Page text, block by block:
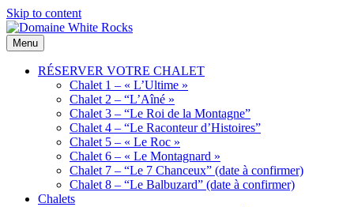
Skip to content
Domaine
White
Location
Menu
RÉSERVER VOTRE CHALET
Chalet 1 – « L’Ultime »
Chalet 2 – “L’Aîné »
Chalet 3 – “Le Roi de la Montagne”
Chalet 4 – “Le Raconteur d’Histoires”
Chalet 5 – « Le Roc »
Chalet 6 – « Le Montagnard »
Chalet 7 – “Le 7 Chanceux” (date à confirmer)
Chalet 8 – “Le Balbuzard” (date à confirmer)
Chalets